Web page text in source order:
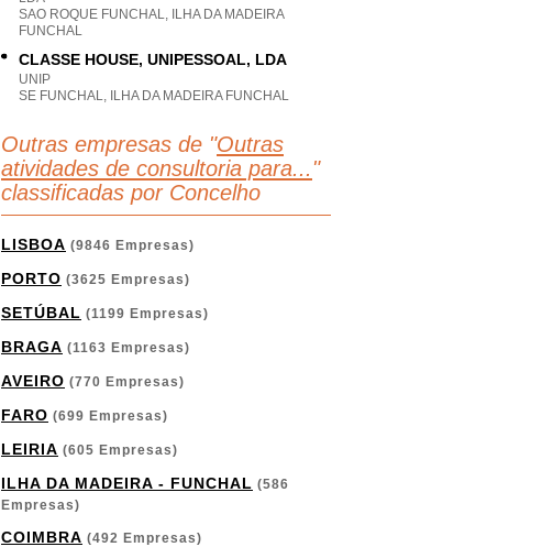
SAO ROQUE FUNCHAL, ILHA DA MADEIRA
FUNCHAL
CLASSE HOUSE, UNIPESSOAL, LDA
UNIP
SE FUNCHAL, ILHA DA MADEIRA FUNCHAL
Outras empresas de "Outras
atividades de consultoria para... "
classificadas por Concelho
LISBOA (9846 Empresas)
PORTO (3625 Empresas)
SETÚBAL (1199 Empresas)
BRAGA (1163 Empresas)
AVEIRO (770 Empresas)
FARO (699 Empresas)
LEIRIA (605 Empresas)
ILHA DA MADEIRA - FUNCHAL (586
Empresas)
COIMBRA (492 Empresas)